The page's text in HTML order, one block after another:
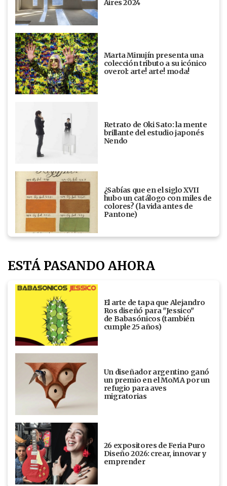
Aires 2024
Marta Minujín presenta una
colección tributo a su icónico
overol: arte! arte! moda!
Retrato de Oki Sato: la mente
brillante del estudio japonés
Nendo
¿Sabías que en el siglo XVII
hubo un catálogo con miles de
colores? (la vida antes de
Pantone)
ESTÁ PASANDO AHORA
El arte de tapa que Alejandro
Ros diseñó para "Jessico"
de Babasónicos (también
cumple 25 años)
Un diseñador argentino ganó
un premio en el MoMA por un
refugio para aves
migratorias
26 expositores de Feria Puro
Diseño 2026: crear, innovar y
emprender